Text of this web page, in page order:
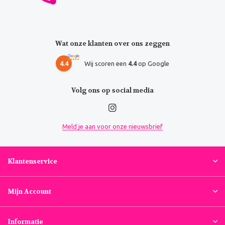
Wat onze klanten over ons zeggen
4.4 Wij scoren een 4.4op Google
Volg ons op social media
Meld je aan voor onze nieuwsbrief
Klantenservice
Mijn Account
Informatie